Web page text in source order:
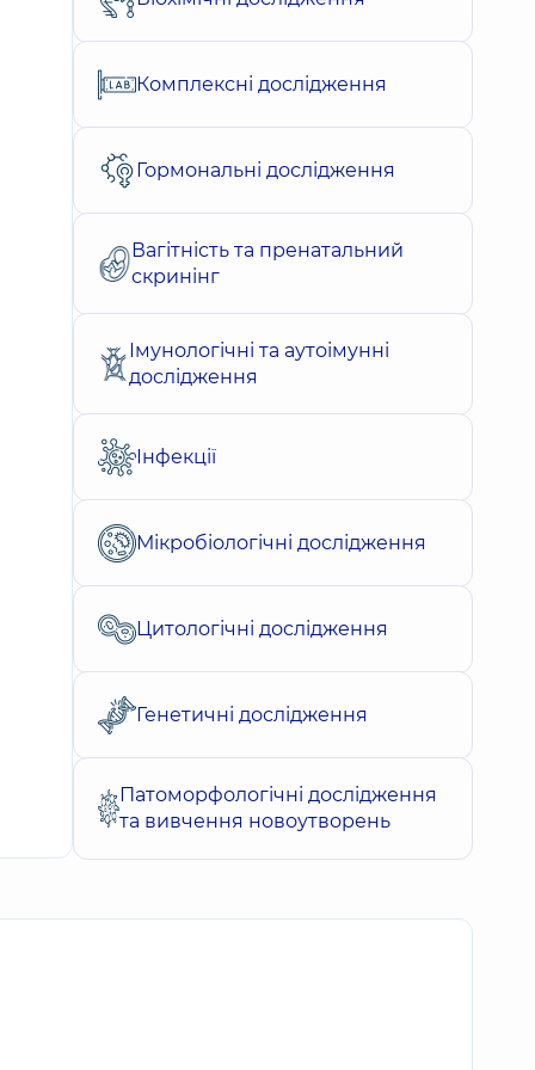
Комплексні дослідження
Гормональні дослідження
Вагітність та пренатальний
скринінг
Імунологічні та аутоімунні
дослідження
Інфекції
Мікробіологічні дослідження
Цитологічні дослідження
Генетичні дослідження
Патоморфологічні дослідження
та вивчення новоутворень